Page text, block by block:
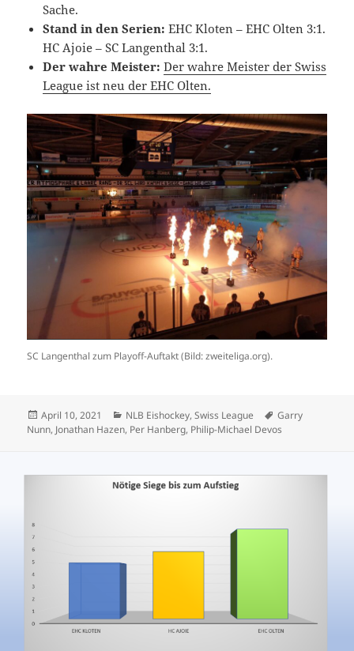
Sache.
Stand in den Serien: EHC Kloten – EHC Olten 3:1.
HC Ajoie – SC Langenthal 3:1.
Der wahre Meister: Der wahre Meister der Swiss
League ist neu der EHC Olten.
SC Langenthal zum Playoff-Auftakt (Bild: zweiteliga.org).
Veröffentlicht
am
April 10, 2021 Kategorien
NLB Eishockey,Swiss League Schlagwörter
Garry
Nunn, Jonathan Hazen, Per Hanberg, Philip-Michael Devos